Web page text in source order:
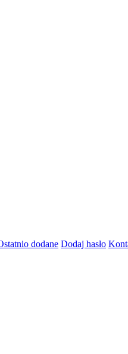
dodane Dodaj hasło